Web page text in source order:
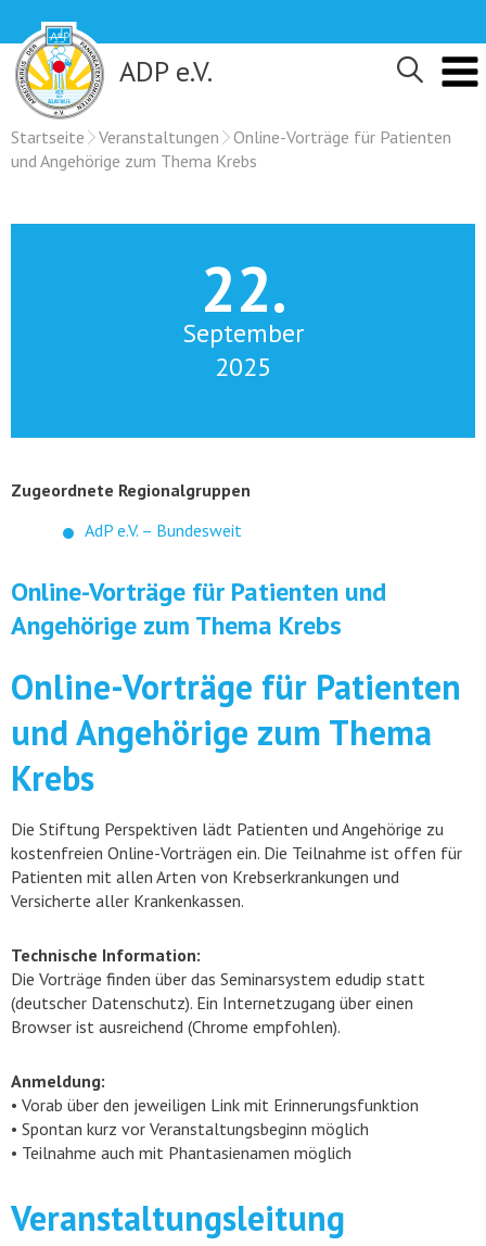
content
ADP e.V.
Startseite Veranstaltungen
Online-Vorträge für Patienten
und Angehörige zum Thema Krebs
22.
September
2025
Zugeordnete Regionalgruppen
AdP e.V. – Bundesweit
Online-Vorträge für Patienten und
Angehörige zum Thema Krebs
Online-Vorträge für Patienten
und Angehörige zum Thema
Krebs
Die Stiftung Perspektiven lädt Patienten und Angehörige zu
kostenfreien Online-Vorträgen ein. Die Teilnahme ist offen für
Patienten mit allen Arten von Krebserkrankungen und
Versicherte aller Krankenkassen.
Technische Information:
Die Vorträge finden über das Seminarsystem edudip statt
(deutscher Datenschutz). Ein Internetzugang über einen
Browser ist ausreichend (Chrome empfohlen).
Anmeldung:
• Vorab über den jeweiligen Link mit Erinnerungsfunktion
• Spontan kurz vor Veranstaltungsbeginn möglich
• Teilnahme auch mit Phantasienamen möglich
Veranstaltungsleitung